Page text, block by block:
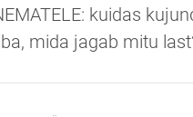
kuidas
mida jagab mitu